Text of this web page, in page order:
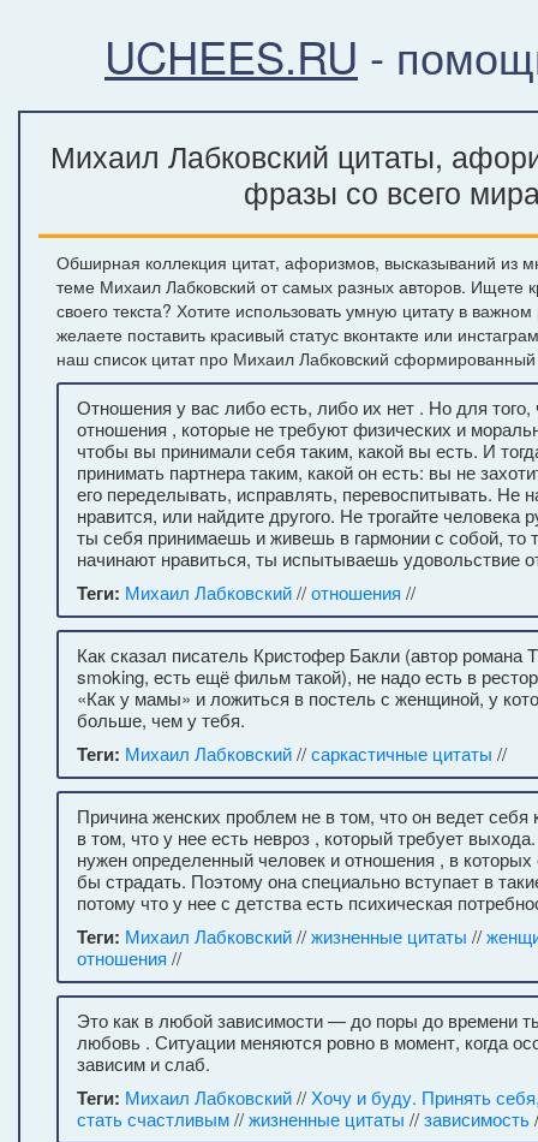
UCHEES.RU -
Михаил Лабковский цитаты,
фразы со всего
Обширная коллекция цитат, афоризмов, высказываний из
теме Михаил Лабковский от самых разных авторов. Ищете
своего текста? Хотите использовать умную цитату в
желаете поставить красивый статус вконтакте или
наш список цитат про Михаил Лабковский
Отношения у вас либо есть, либо их нет . Но для
отношения , которые не требуют физических и
чтобы вы принимали себя таким, какой вы есть. И
принимать партнера таким, какой он есть: вы не
его переделывать, исправлять, перевоспитывать. Не
нравится, или найдите другого. Не трогайте человека
ты себя принимаешь и живешь в гармонии с собой, то
начинают нравиться, ты испытываешь удовольствие
Теги: Михаил Лабковский//отношения //
Как сказал писатель Кристофер Бакли (автор романа
smoking, есть ещё фильм такой), не надо есть в
«Как у мамы» и ложиться в постель с женщиной, у
больше, чем у тебя.
Теги: Михаил Лабковский//саркастичные цитаты //
Причина женских проблем не в том, что он ведет себя
в том, что у нее есть невроз , который требует
нужен определенный человек и отношения , в которых
бы страдать. Поэтому она специально вступает в
потому что у нее с детства есть психическая
Теги: Михаил Лабковский//жизненные цитаты //
отношения //
Это как в любой зависимости — до поры до времени
любовь . Ситуации меняются ровно в момент, когда
зависим и слаб.
Теги: Михаил Лабковский// Хочу и буду. Принять
стать счастливым//жизненные цитаты //зависимость